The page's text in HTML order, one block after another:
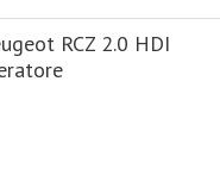
RCZ 2.0 HDI